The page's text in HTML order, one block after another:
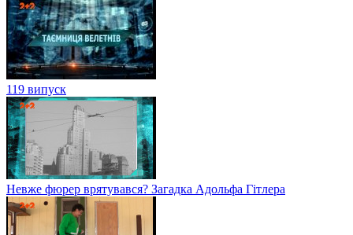
119 випуск
Невже фюрер врятувався? Загадка Адольфа Гітлера